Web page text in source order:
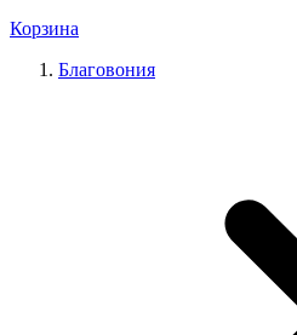
Корзина
Благовония